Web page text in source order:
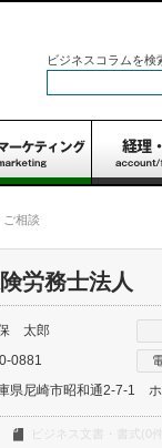
ビジネスコラムを検
ご相談
労務士法人
太郎
0881
県尼崎市昭和通2-7-1
ビジネス文書・書式(0